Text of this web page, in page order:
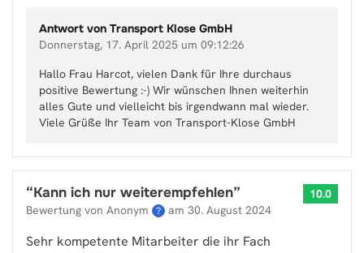
Antwort von Transport Klose GmbH
Donnerstag, 17. April 2025 um 09:12:26
Hallo Frau Harcot, vielen Dank für Ihre durchaus
positive Bewertung :-) Wir wünschen Ihnen weiterhin
alles Gute und vielleicht bis irgendwann mal wieder.
Viele Grüße Ihr Team von Transport-Klose GmbH
“Kann ich nur weiterempfehlen”
Bewertung von Anonym ? am 30. August 2024
10.0
Sehr kompetente Mitarbeiter die ihr Fach